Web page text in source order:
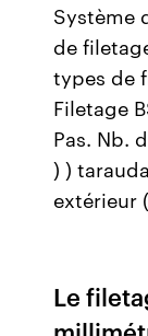
Système
de
types de
Filetage
Pas. Nb.
) )
extérieur
Le